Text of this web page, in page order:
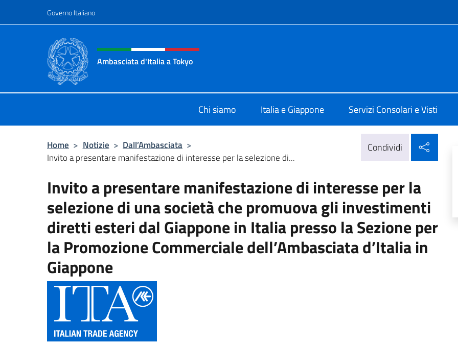
Governo Italiano
Intestazione sito, social e menù
Ambasciata d'Italia a Tokyo
Chi siamo Italia e Giappone Servizi Consolari e Visti
Home > Notizie > Dall’Ambasciata >
Invito a presentare manifestazione di interesse per la selezione di...
Condividi
Invito a presentare manifestazione di interesse per la
selezione di una società che promuova gli investimenti
diretti esteri dal Giappone in Italia presso la Sezione per
la Promozione Commerciale dell’Ambasciata d’Italia in
Giappone